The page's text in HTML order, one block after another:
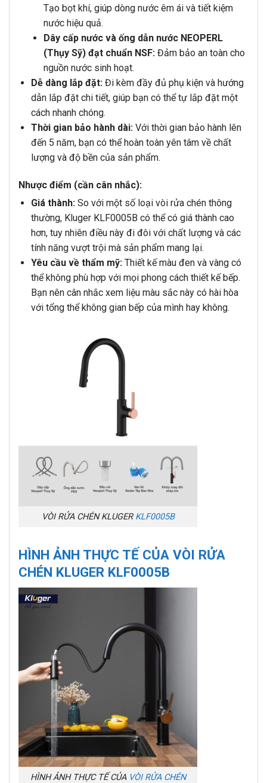
Tạo bọt khí, giúp dòng nước êm ái và tiết kiệm
nước hiệu quả.
Dây cấp nước và ống dẫn nước NEOPERL
(Thụy Sỹ) đạt chuẩn NSF:Đảm bảo an toàn cho
nguồn nước sinh hoạt.
Dễ dàng lắp đặt:Đi kèm đầy đủ phụ kiện và hướng
dẫn lắp đặt chi tiết, giúp bạn có thể tự lắp đặt một
cách nhanh chóng.
Thời gian bảo hành dài:Với thời gian bảo hành lên
đến 5 năm, bạn có thể hoàn toàn yên tâm về chất
lượng và độ bền của sản phẩm.
Nhược điểm (cần cân nhắc):
Giá thành:So với một số loại vòi rửa chén thông
thường, Kluger KLF0005B có thể có giá thành cao
hơn, tuy nhiên điều này đi đôi với chất lượng và các
tính năng vượt trội mà sản phẩm mang lại.
Yêu cầu về thẩm mỹ:Thiết kế màu đen và vàng có
thể không phù hợp với mọi phong cách thiết kế bếp.
Bạn nên cân nhắc xem liệu màu sắc này có hài hòa
với tổng thể không gian bếp của mình hay không.
VÒI RỬA CHÉN KLUGER KLF0005B
HÌNH ẢNH THỰC TẾ CỦA VÒI RỬA
CHÉN KLUGER KLF0005B
HÌNH ẢNH THỰC TẾ CỦA VÒI RỬA CHÉN